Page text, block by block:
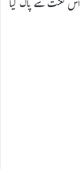
لعنت سے پاک کیا